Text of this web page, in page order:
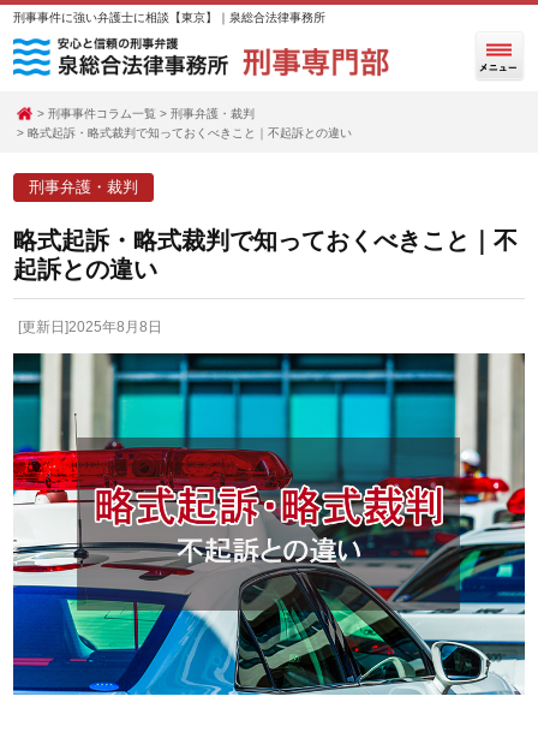
刑事事件に強い弁護士に相談【東京】｜泉総合法律事務所
刑事事件コラム一覧
刑事弁護・裁判
略式起訴・略式裁判で知っておくべきこと｜不起訴との違い
刑事弁護・裁判
略式起訴・略式裁判で知っておくべきこと｜不
起訴との違い
[更新日]2025年8月8日